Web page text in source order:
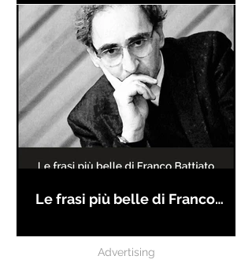
Le frasi più belle di Franco
Advertising